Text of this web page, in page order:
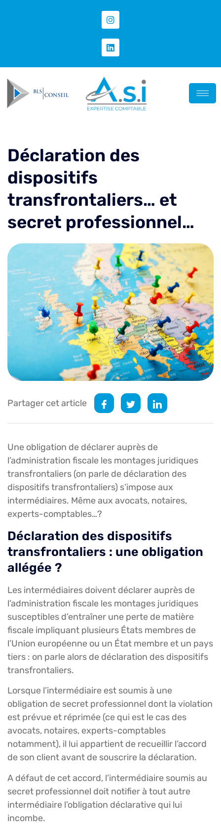
Déclaration des
dispositifs
transfrontaliers… et
secret professionnel…
Partager cet article
Une obligation de déclarer auprès de
l’administration fiscale les montages juridiques
transfrontaliers (on parle de déclaration des
dispositifs transfrontaliers) s’impose aux
intermédiaires. Même aux avocats, notaires,
experts-comptables…?
Déclaration des dispositifs
transfrontaliers : une obligation
allégée ?
Les intermédiaires doivent déclarer auprès de
l’administration fiscale les montages juridiques
susceptibles d’entraîner une perte de matière
fiscale impliquant plusieurs États membres de
l’Union européenne ou un État membre et un pays
tiers : on parle alors de déclaration des dispositifs
transfrontaliers.
Lorsque l’intermédiaire est soumis à une
obligation de secret professionnel dont la violation
est prévue et réprimée (ce qui est le cas des
avocats, notaires, experts-comptables
notamment), il lui appartient de recueillir l’accord
de son client avant de souscrire la déclaration.
A défaut de cet accord, l’intermédiaire soumis au
secret professionnel doit notifier à tout autre
intermédiaire l’obligation déclarative qui lui
incombe.